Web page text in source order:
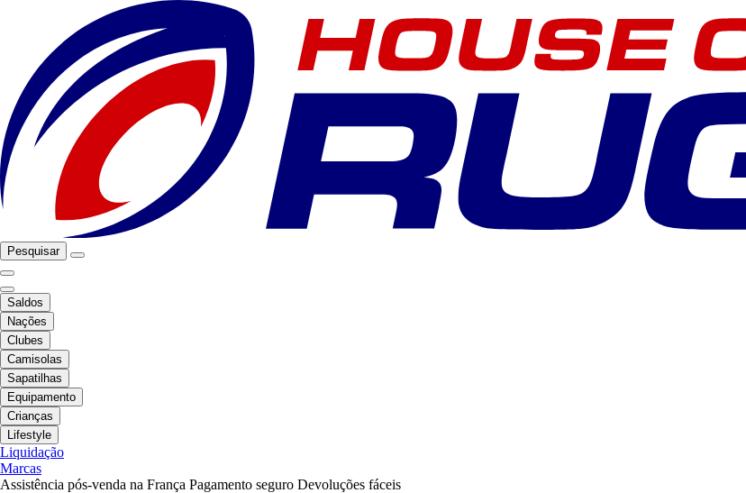
Pesquisar
Saldos
Nações
Clubes
Camisolas
Sapatilhas
Equipamento
Crianças
Lifestyle
Liquidação
Marcas
Assistência pós-venda na França Pagamento seguro Devoluções fáceis